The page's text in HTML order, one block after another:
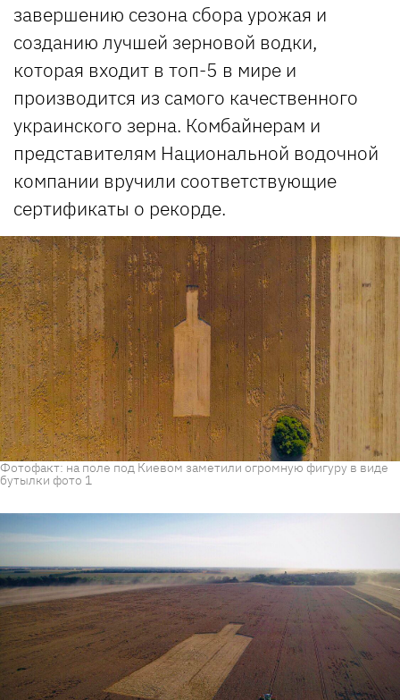
завершению сезона сбора урожая и
созданию лучшей зерновой водки,
которая входит в топ-5 в мире и
производится из самого качественного
украинского зерна. Комбайнерам и
представителям Национальной водочной
компании вручили соответствующие
сертификаты о рекорде.
Фотофакт: на поле под Киевом заметили огромную фигуру в виде
бутылки фото 1